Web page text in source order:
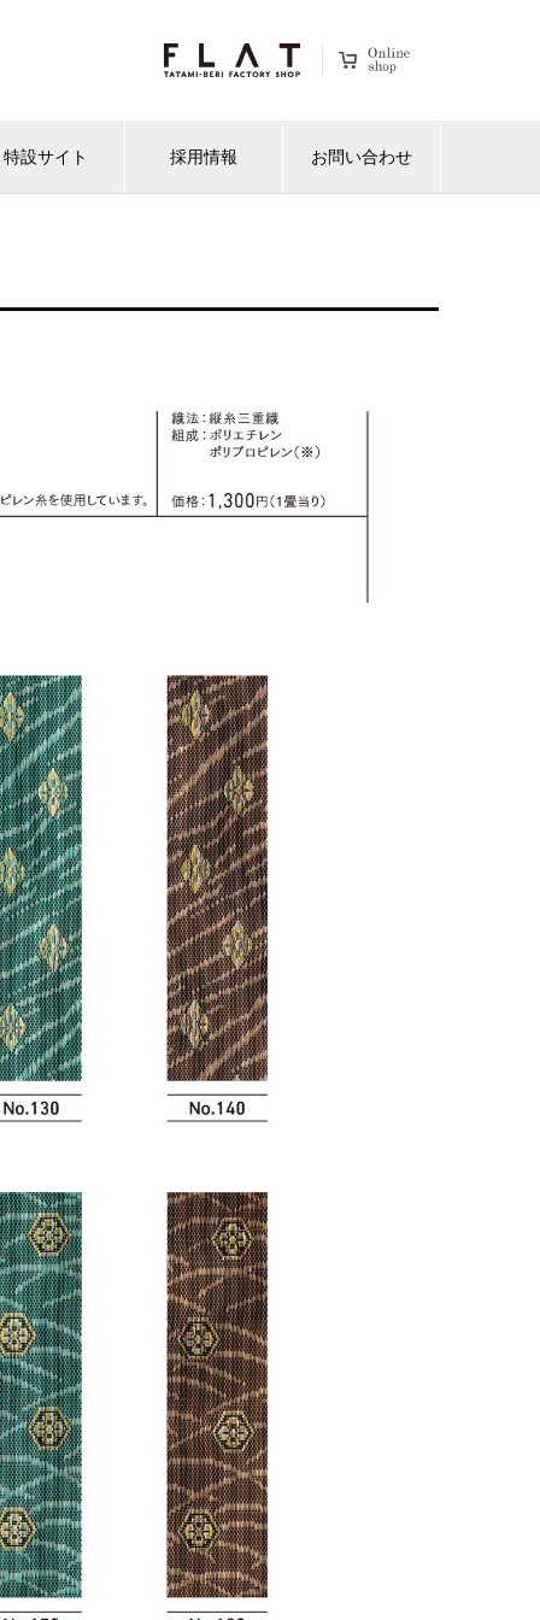
特設サイト 採用情報 お問い合わせ